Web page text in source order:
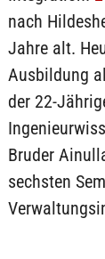
nach
Jahre alt.
Ausbildung
der 22-
Bruder
sechsten